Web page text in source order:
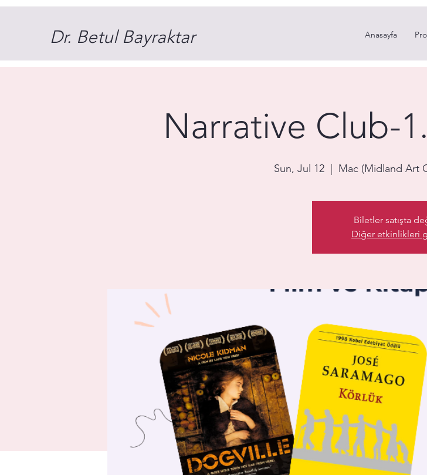
Dr. Betul Bayraktar Anasayfa
Narrative Club-
Sun, Jul 12
  |
Mac (Midland Art
Biletler satışta
Diğer etkinlikleri